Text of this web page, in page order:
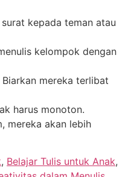
kepada teman atau
kelompok dengan
mereka terlibat
harus monoton.
mereka akan lebih
, Belajar Tulis untuk Anak,